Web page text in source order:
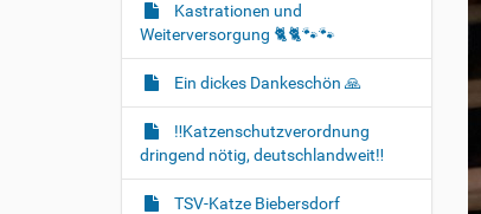
Kastrationen und
Weiterversorgung 🐈‍🐈🐾🐾
Ein dickes Dankeschön 🙏
‼️Katzenschutzverordnung
dringend nötig, deutschlandweit‼️
TSV-Katze Biebersdorf